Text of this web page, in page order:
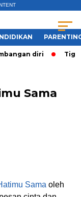
diri Tiga
Sama
Sama oleh